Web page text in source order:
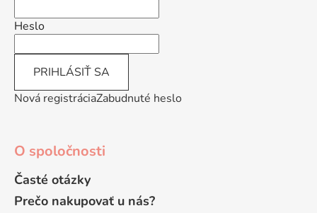
Heslo
PRIHLÁSIŤ SA
Nová registráciaZabudnuté heslo
O spoločnosti
Časté otázky
Prečo nakupovať u nás?